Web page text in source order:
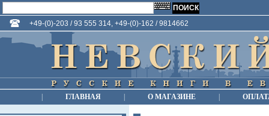
+49-(0)-203 / 93 555 314, +49-(0)-162 / 9814662
ГЛАВНАЯ О МАГАЗИНЕ